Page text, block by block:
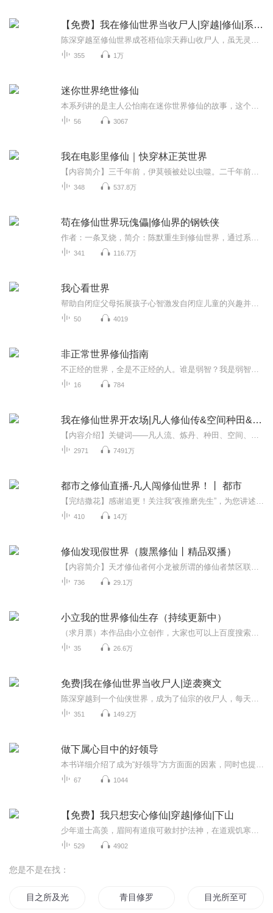
【免费】我在修仙世界当收尸人|穿越|修仙|系统流
355 1万
迷你世界绝世修仙
56 3067
我在电影里修仙｜快穿林正英世界
348 537.8万
苟在修仙世界玩傀儡|修仙界的钢铁侠
341 116.7万
我心看世界
50 4019
非正常世界修仙指南
16 784
我在修仙世界开农场|凡人修仙传&空间种田&御兽炼丹
2971 7491万
都市之修仙直播-凡人闯修仙世界！丨 都市
410 14万
修仙发现假世界（腹黑修仙丨精品双播）
736 29.1万
小立我的世界修仙生存（持续更新中）
35 26.6万
免费|我在修仙世界当收尸人|逆袭爽文
351 149.2万
做下属心目中的好领导
67 1044
【免费】我只想安心修仙|穿越|修仙|下山
529 4902
您是不是在找：
目之所及光之所向 青目修罗 目光所至可有妖